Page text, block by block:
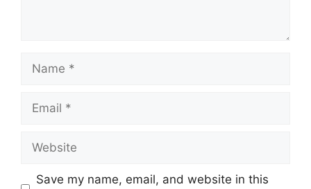
Name
Email
Website
Save my name, email, and website in this